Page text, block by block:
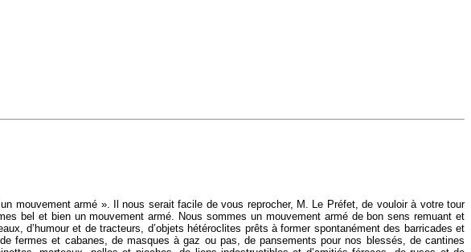
mouvement armé ». Il nous serait facile de vous reprocher, M. Le Préfet, de vouloir à votre tour
bel et bien un mouvement armé. Nous sommes un mouvement armé de bon sens remuant et
d’humour et de tracteurs, d’objets hétéroclites prêts à former spontanément des barricades et
fermes et cabanes, de masques à gaz ou pas, de pansements pour nos blessés, de cantines